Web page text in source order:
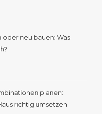
oder neu bauen: Was
planen:
richtig umsetzen